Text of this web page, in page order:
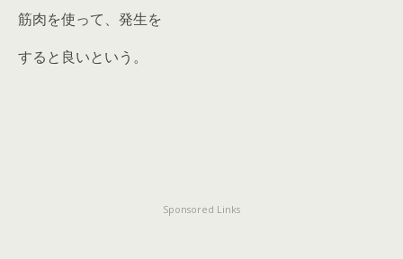
筋肉を使って、発生を
すると良いという。
Sponsored Links